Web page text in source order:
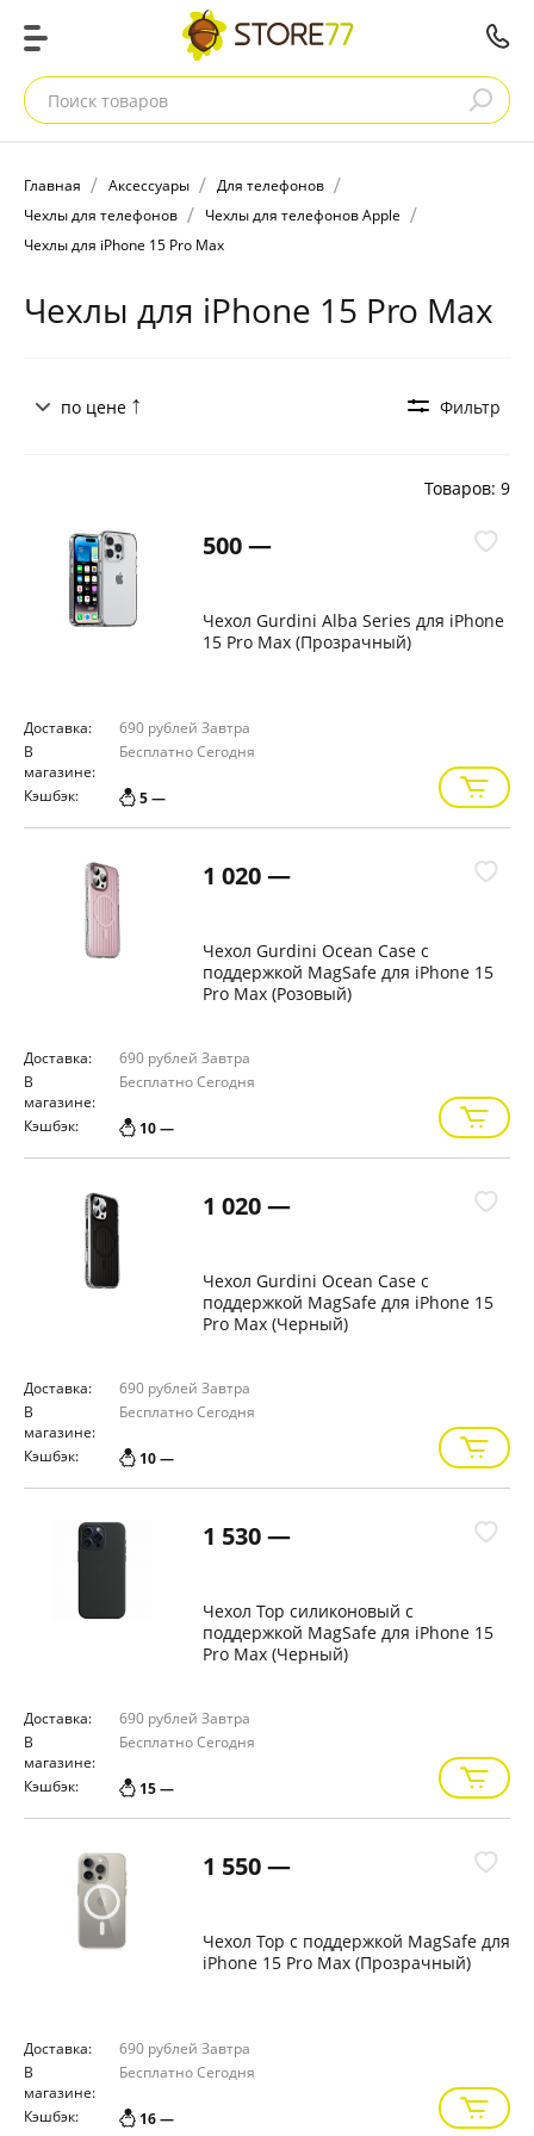
Поиск товаров
Главная Аксессуары
Для телефонов
Чехлы для телефонов
Чехлы для телефонов Apple
Чехлы для iPhone 15 Pro Max
Чехлы для iPhone 15 Pro Max
по цене Фильтр
Товаров: 9
500 —
Чехол Gurdini Alba Series для iPhone
15 Pro Max (Прозрачный)
Доставка: 690 рублей Завтра
В
магазине:
БесплатноСегодня
Кэшбэк: 5 —
1 020 —
Чехол Gurdini Ocean Case с
поддержкой MagSafe для iPhone 15
Pro Max (Розовый)
Доставка: 690 рублей Завтра
В
магазине:
БесплатноСегодня
Кэшбэк: 10 —
1 020 —
Чехол Gurdini Ocean Case с
поддержкой MagSafe для iPhone 15
Pro Max (Черный)
Доставка: 690 рублей Завтра
В
магазине:
БесплатноСегодня
Кэшбэк: 10 —
1 530 —
Чехол Тор силиконовый с
поддержкой MagSafe для iPhone 15
Pro Max (Черный)
Доставка: 690 рублей Завтра
В
магазине:
БесплатноСегодня
Кэшбэк: 15 —
1 550 —
Чехол Тор с поддержкой MagSafe для
iPhone 15 Pro Max (Прозрачный)
Доставка: 690 рублей Завтра
В
магазине:
БесплатноСегодня
Кэшбэк: 16 —